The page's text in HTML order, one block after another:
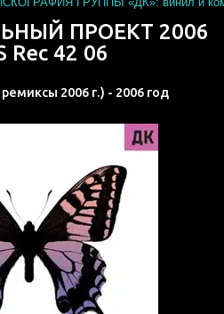
ПРОЕКТ 2006
Rec 42 06
2006 г.) - 2006 год